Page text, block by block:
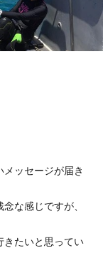
ッセージが届き
な感じですが、
きたいと思ってい